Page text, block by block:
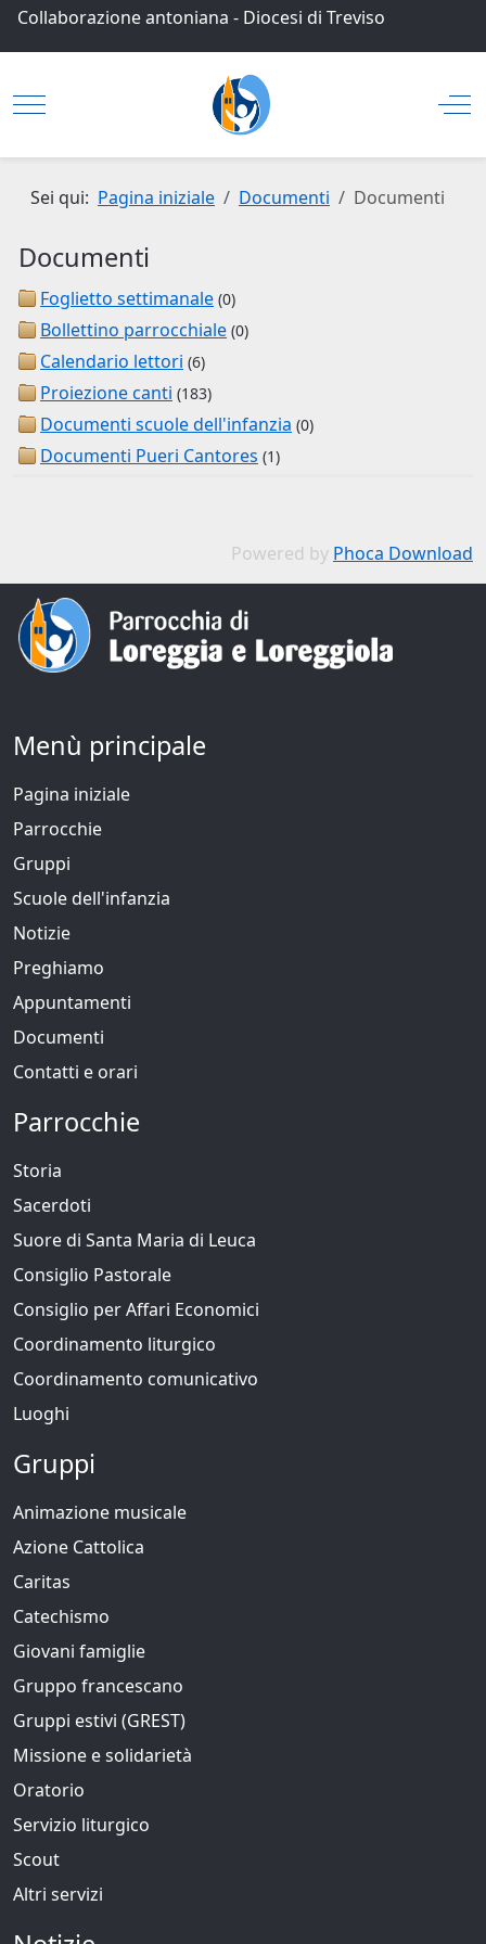
Collaborazione antoniana - Diocesi di Treviso
Mobile Menu Toggle
Sei qui: Pagina iniziale Documenti Documenti
Documenti
Foglietto settimanale (0)
Bollettino parrocchiale (0)
Calendario lettori (6)
Proiezione canti (183)
Documenti scuole dell'infanzia (0)
Documenti Pueri Cantores (1)
Powered by Phoca Download
Menù principale
Pagina iniziale
Parrocchie
Gruppi
Scuole dell'infanzia
Notizie
Preghiamo
Appuntamenti
Documenti
Contatti e orari
Parrocchie
Storia
Sacerdoti
Suore di Santa Maria di Leuca
Consiglio Pastorale
Consiglio per Affari Economici
Coordinamento liturgico
Coordinamento comunicativo
Luoghi
Gruppi
Animazione musicale
Azione Cattolica
Caritas
Catechismo
Giovani famiglie
Gruppo francescano
Gruppi estivi (GREST)
Missione e solidarietà
Oratorio
Servizio liturgico
Scout
Altri servizi